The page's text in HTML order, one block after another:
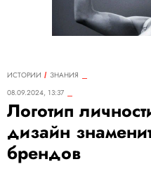
ИСТОРИИ
ЗНАНИЯ
08.09.2024, 13:37
Логотип
дизайн
брендов